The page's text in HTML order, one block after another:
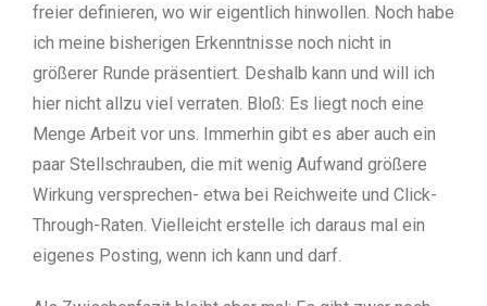
freier definieren, wo wir eigentlich hinwollen. Noch habe
ich meine bisherigen Erkenntnisse noch nicht in
größerer Runde präsentiert. Deshalb kann und will ich
hier nicht allzu viel verraten. Bloß: Es liegt noch eine
Menge Arbeit vor uns. Immerhin gibt es aber auch ein
paar Stellschrauben, die mit wenig Aufwand größere
Wirkung versprechen- etwa bei Reichweite und Click-
Through-Raten. Vielleicht erstelle ich daraus mal ein
eigenes Posting, wenn ich kann und darf.